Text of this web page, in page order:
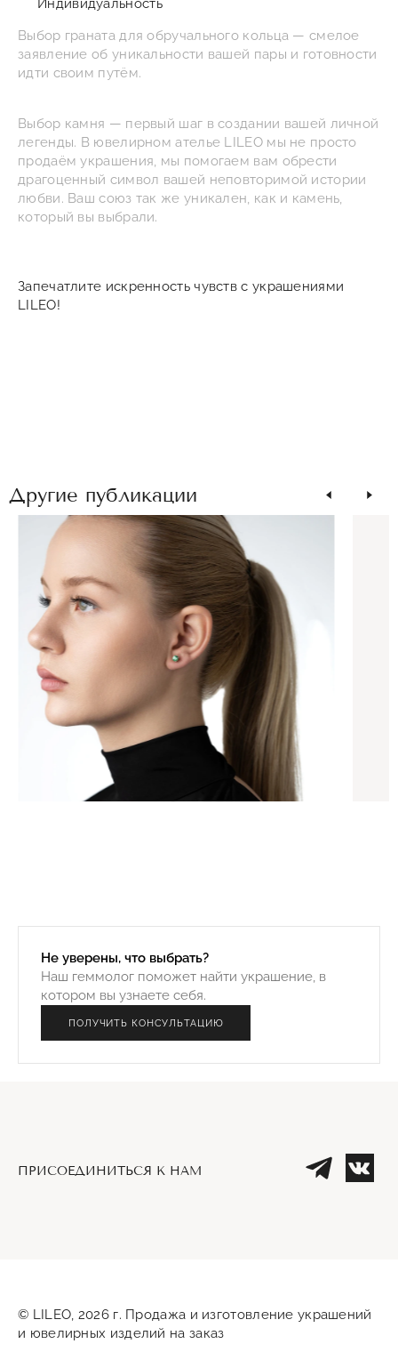
Индивидуальность
Выбор граната для обручального кольца — смелое
заявление об уникальности вашей пары и готовности
идти своим путём.
Выбор камня — первый шаг в создании вашей личной
легенды. В ювелирном ателье LILEO мы не просто
продаём украшения, мы помогаем вам обрести
драгоценный символ вашей неповторимой истории
любви. Ваш союз так же уникален, как и камень,
который вы выбрали.
Запечатлите искренность чувств с украшениями
LILEO!
Другие публикации
Не уверены, что выбрать?
Наш геммолог поможет найти украшение, в
котором вы узнаете себя.
ПОЛУЧИТЬ КОНСУЛЬТАЦИЮ
ПРИСОЕДИНИТЬСЯ К НАМ Телеграм
Вк
© LILEO, 2026 г. Продажа и изготовление украшений
и ювелирных изделий на заказ